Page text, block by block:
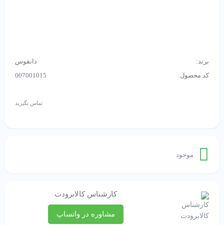
برند:
دانفوس
کد محصول:
007001015
تماس بگیرید
موجود
کارشناس کالابرودت
مشاوره در واتساپ